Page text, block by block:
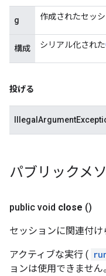
g 作成されたセッ
構成 シリアル化された
投げる
パブリックメ
public void close ()
セッションに関連付け
アクティブな実行 (
ョンは使用できません